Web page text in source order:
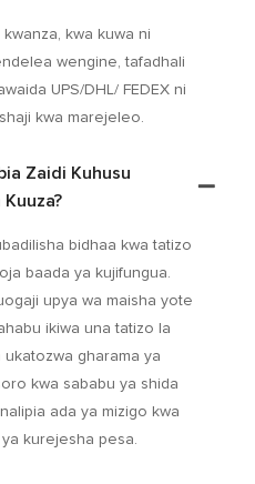
kwa kuwa ni
wengine, tafadhali
UPS/DHL/ FEDEX ni
kwa marejeleo.
Zaidi Kuhusu
Kuuza?
bidhaa kwa tatizo
baada ya kujifungua.
upya wa maisha yote
ikiwa una tatizo la
gharama ya
kwa sababu ya shida
ada ya mizigo kwa
kurejesha pesa.